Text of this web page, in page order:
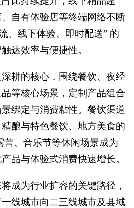
自有体验店等终端网络不断
、线下体验、即时配送” 的
达效率与便捷性。
耕的核心，围绕餐饮、夜经
等核心场景，定制产品组合
绑定与消费粘性。餐饮渠道
酿与特色餐饮、地方美食的
营、音乐节等休闲场景成为
品与体验式消费快速增长。
成为行业扩容的关键路径，
线城市向二三线城市及县域